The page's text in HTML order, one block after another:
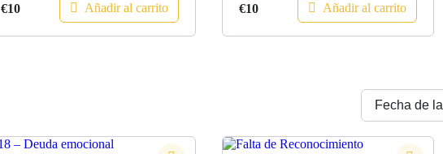
€10 Añadir al carrito €10 Añadir al carrito